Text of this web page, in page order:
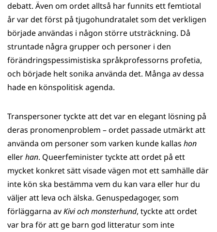
debatt. Även om ordet alltså har funnits ett femtiotal
år var det först på tjugohundratalet som det verkligen
började användas i någon större utsträckning. Då
struntade några grupper och personer i den
förändringspessimistiska språkprofessorns profetia,
och började helt sonika använda det. Många av dessa
hade en könspolitisk agenda.
Transpersoner tyckte att det var en elegant lösning på
deras pronomenproblem – ordet passade utmärkt att
använda om personer som varken kunde kallas hon
ellerhan. Queerfeminister tyckte att ordet på ett
mycket konkret sätt visade vägen mot ett samhälle där
inte kön ska bestämma vem du kan vara eller hur du
väljer att leva och älska. Genuspedagoger, som
förläggarna avKivi och monsterhund, tyckte att ordet
var bra för att ge barn god litteratur som inte